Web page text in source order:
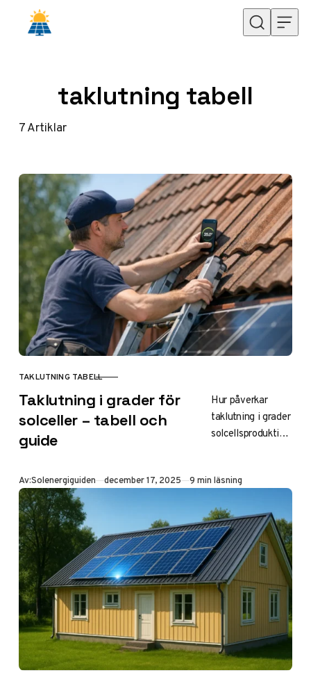
Hoppa till innehåll
taklutning tabell
7Artiklar
KATEGORI
TAKLUTNING TABELL
Taklutning i grader för
solceller – tabell och
guide
Hur påverkar
taklutning i grader
solcellsproduktion
per region i
din lutning och
förstå lönsamhet.
Allt mellan 20-
50° fungerar bra!
Av:Solenergiguiden Publicerad
december 17, 2025 9 min läsning